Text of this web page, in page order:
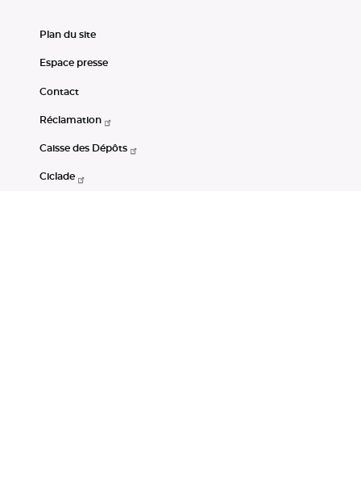
Plan du site
Espace presse
Contact
Réclamation
Caisse des Dépôts
Ciclade